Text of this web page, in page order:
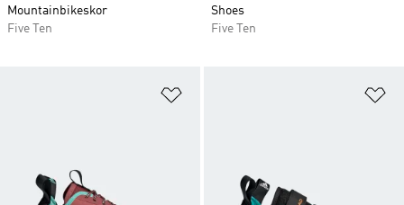
Mountainbikeskor
Five Ten
Shoes
Five Ten